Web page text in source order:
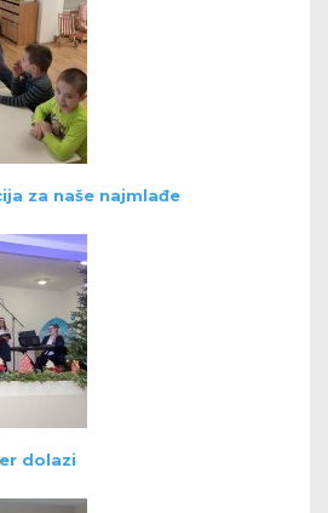
za naše najmlađe
dolazi